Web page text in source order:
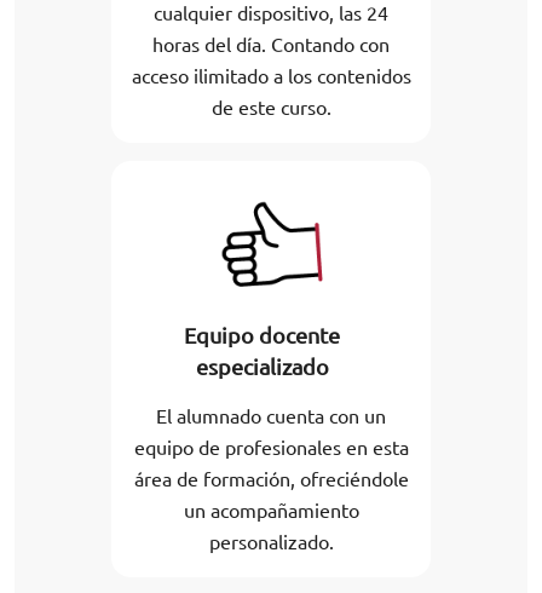
cualquier dispositivo, las 24
horas del día. Contando con
acceso ilimitado a los contenidos
de este curso.
Equipo docente
especializado
El alumnado cuenta con un
equipo de profesionales en esta
área de formación, ofreciéndole
un acompañamiento
personalizado.